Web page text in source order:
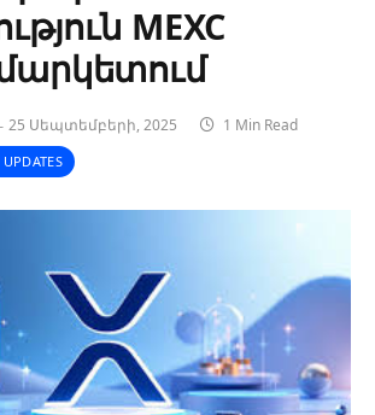
MEXC
25 Սեպտեմբերի, 2025 1 Min Read